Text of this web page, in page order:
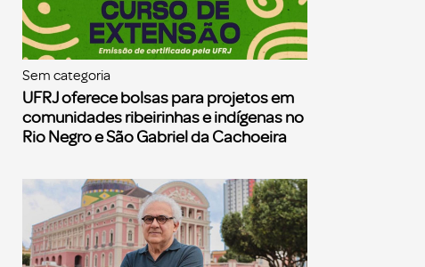
Sem categoria
UFRJ oferece bolsas para projetos em
comunidades ribeirinhas e indígenas no
Rio Negro e São Gabriel da Cachoeira